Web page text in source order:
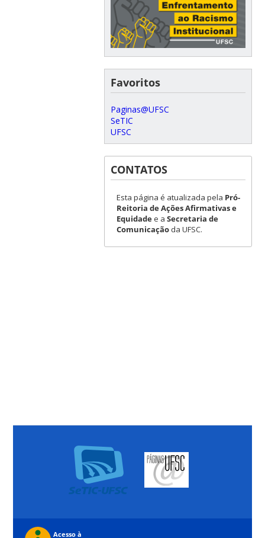
Favoritos
Paginas@UFSC
SeTIC
UFSC
CONTATOS
Esta página é atualizada pela Pró-
Reitoria de Ações Afirmativas e
Equidadee a Secretaria de
Comunicaçãoda UFSC.